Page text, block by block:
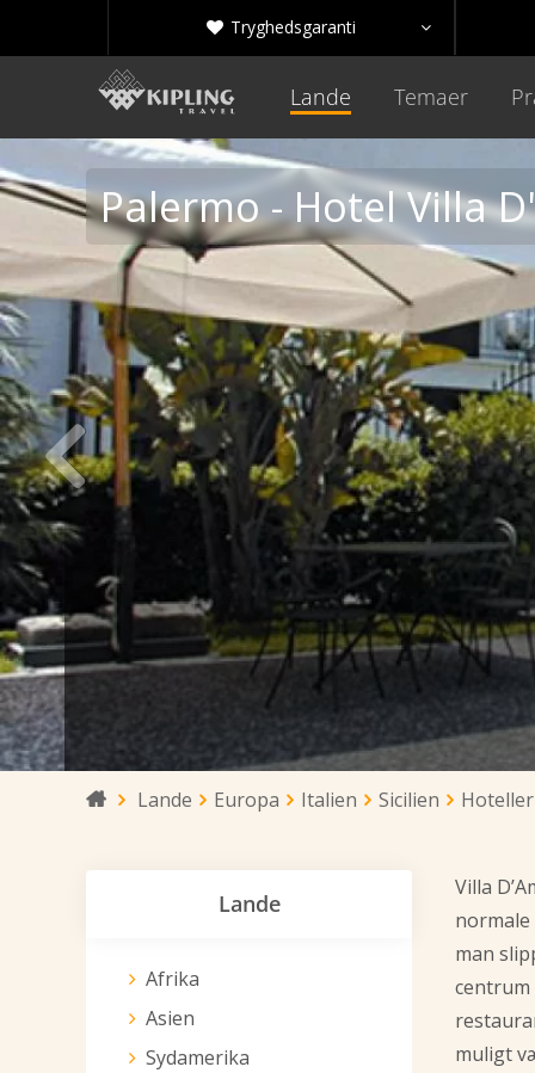
 Tryghedsgaranti 
Lande Temaer
Palermo - Hotel Villa

 Lande Europa Italien Sicilien Hoteller
Villa
man
centrum
muligt
Lande
Afrika
Asien
Sydamerika